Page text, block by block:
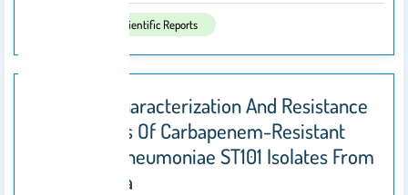
Scientific Reports
Genomic Characterization And Resistance
Mechanisms Of Carbapenem-Resistant
Klebsiella Pneumoniae ST101 Isolates From
Saudi Arabia